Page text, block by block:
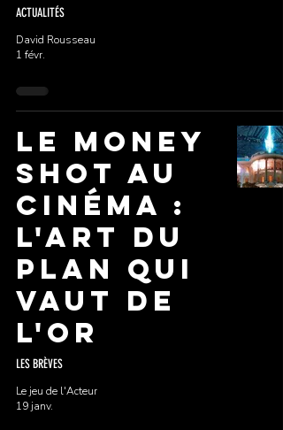
ACTUALITÉS
David Rousseau
1 févr.
Le Money
Shot au
Cinéma :
L'Art du
Plan qui
Vaut de
l'Or
LES BRÈVES
Le jeu de l'Acteur
19 janv.